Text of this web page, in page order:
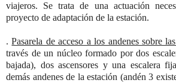
viajeros. Se trata de una actuación
proyecto de adaptación de la estación.
.Pasarela de acceso a los andenes sobre
través de un núcleo formado por dos
bajada), dos ascensores y una escalera
demás andenes de la estación (andén 3